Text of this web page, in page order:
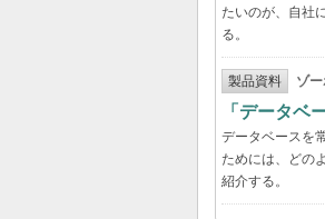
たいのが、自社
る。
製品資料 ゾ
「データベ
データベースを
ためには、どの
紹介する。